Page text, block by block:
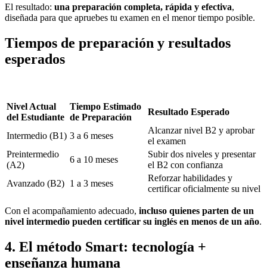
El resultado: una preparación completa, rápida y efectiva,
diseñada para que apruebes tu examen en el menor tiempo posible.
Tiempos de preparación y resultados
esperados
Nivel Actual
del Estudiante
Tiempo Estimado
de Preparación
Resultado Esperado
Intermedio (B1) 3 a 6 meses
Alcanzar nivel B2 y aprobar
el examen
Preintermedio
(A2)
6 a 10 meses
Subir dos niveles y presentar
el B2 con confianza
Avanzado (B2) 1 a 3 meses
Reforzar habilidades y
certificar oficialmente su nivel
Con el acompañamiento adecuado, incluso quienes parten de un
nivel intermedio pueden certificar su inglés en menos de un año.
4. El método Smart: tecnología +
enseñanza humana